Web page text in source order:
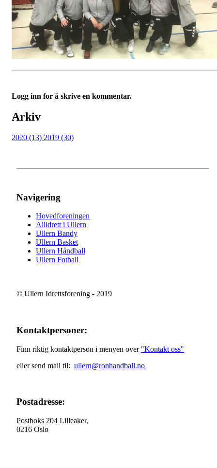
Logg inn for å skrive en kommentar.
Arkiv
2020 (13) 2019 (30)
Navigering
Hovedforeningen
Allidrett i Ullern
Ullern Bandy
Ullern Basket
Ullern Håndball
Ullern Fotball
© Ullern Idrettsforening - 2019
Kontaktpersoner:
Finn riktig kontaktperson i menyen over "Kontakt oss"
eller send mail til: ullern@ronhandball.no
Postadresse:
Postboks 204 Lilleaker,
0216 Oslo